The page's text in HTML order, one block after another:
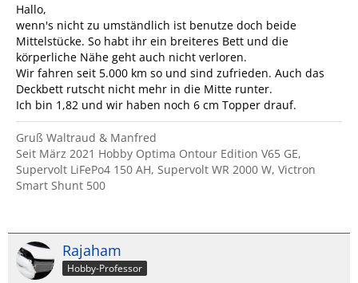
Hallo,
wenn's nicht zu umständlich ist benutze doch beide
Mittelstücke. So habt ihr ein breiteres Bett und die
körperliche Nähe geht auch nicht verloren.
Wir fahren seit 5.000 km so und sind zufrieden. Auch das
Deckbett rutscht nicht mehr in die Mitte runter.
Ich bin 1,82 und wir haben noch 6 cm Topper drauf.
Gruß Waltraud & Manfred
Seit März 2021 Hobby Optima Ontour Edition V65 GE,
Supervolt LiFePo4 150 AH, Supervolt WR 2000 W, Victron
Smart Shunt 500
Rajaham
Hobby-Professor